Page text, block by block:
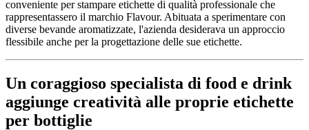
conveniente per stampare etichette di qualità professionale che
rappresentassero il marchio Flavour. Abituata a sperimentare con
diverse bevande aromatizzate, l'azienda desiderava un approccio
flessibile anche per la progettazione delle sue etichette.
Un coraggioso specialista di food e drink
aggiunge creatività alle proprie etichette
per bottiglie